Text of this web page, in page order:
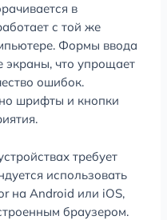
в
с той же
Формы ввода
экраны, что упрощает
ошибок.
шрифты и кнопки
требует
использовать
на Android или iOS,
браузером.